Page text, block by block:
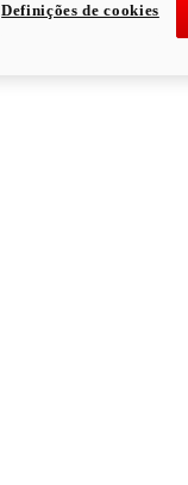
Definições de cookies